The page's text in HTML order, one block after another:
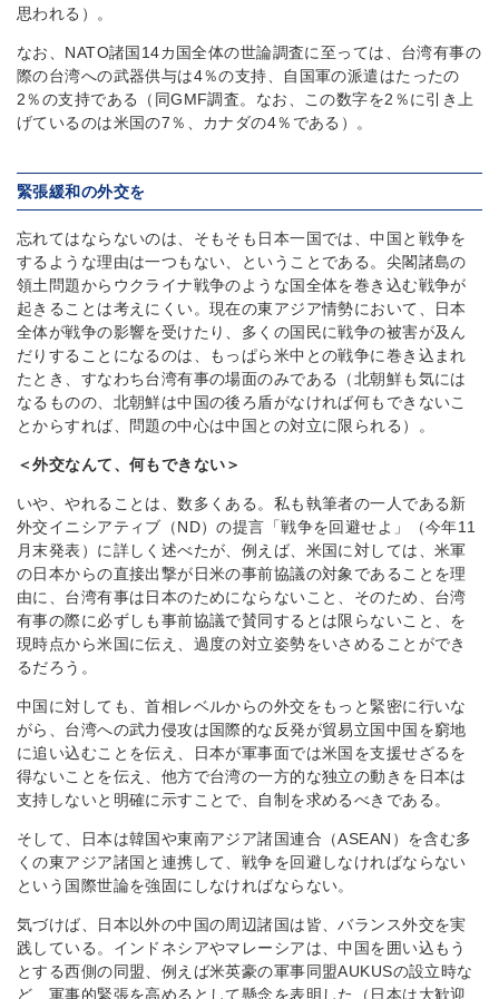
思われる）。
なお、NATO諸国14カ国全体の世論調査に至っては、台湾有事の
際の台湾への武器供与は4％の支持、自国軍の派遣はたったの
2％の支持である（同GMF調査。なお、この数字を2％に引き上
げているのは米国の7％、カナダの4％である）。
緊張緩和の外交を
忘れてはならないのは、そもそも日本一国では、中国と戦争を
するような理由は一つもない、ということである。尖閣諸島の
領土問題からウクライナ戦争のような国全体を巻き込む戦争が
起きることは考えにくい。現在の東アジア情勢において、日本
全体が戦争の影響を受けたり、多くの国民に戦争の被害が及ん
だりすることになるのは、もっぱら米中との戦争に巻き込まれ
たとき、すなわち台湾有事の場面のみである（北朝鮮も気には
なるものの、北朝鮮は中国の後ろ盾がなければ何もできないこ
とからすれば、問題の中心は中国との対立に限られる）。
＜外交なんて、何もできない＞
いや、やれることは、数多くある。私も執筆者の一人である新
外交イニシアティブ（ND）の提言「戦争を回避せよ」（今年11
月末発表）に詳しく述べたが、例えば、米国に対しては、米軍
の日本からの直接出撃が日米の事前協議の対象であることを理
由に、台湾有事は日本のためにならないこと、そのため、台湾
有事の際に必ずしも事前協議で賛同するとは限らないこと、を
現時点から米国に伝え、過度の対立姿勢をいさめることができ
るだろう。
中国に対しても、首相レベルからの外交をもっと緊密に行いな
がら、台湾への武力侵攻は国際的な反発が貿易立国中国を窮地
に追い込むことを伝え、日本が軍事面では米国を支援せざるを
得ないことを伝え、他方で台湾の一方的な独立の動きを日本は
支持しないと明確に示すことで、自制を求めるべきである。
そして、日本は韓国や東南アジア諸国連合（ASEAN）を含む多
くの東アジア諸国と連携して、戦争を回避しなければならない
という国際世論を強固にしなければならない。
気づけば、日本以外の中国の周辺諸国は皆、バランス外交を実
践している。インドネシアやマレーシアは、中国を囲い込もう
とする西側の同盟、例えば米英豪の軍事同盟AUKUSの設立時な
ど、軍事的緊張を高めるとして懸念を表明した（日本は大歓迎